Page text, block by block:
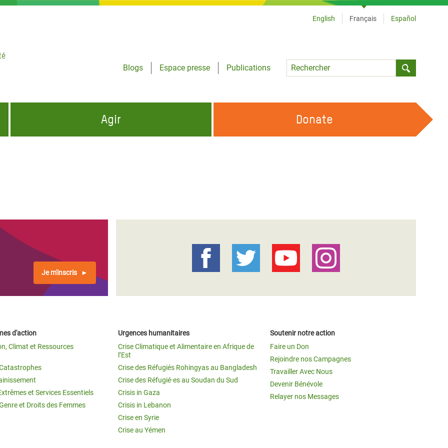
Blogs
Espace presse
Publications
Language
English Français Español
et
en Afrique de
Yémen
Réfugié·es au
du Sud
Syrie
Agir Donate
Je m'inscris
d'action
Climat et Ressources
et Services Essentiels
et Droits des Femmes
Urgences humanitaires
Crise Climatique et Alimentaire en Afrique de
l’Est
Crise des Réfugiés Rohingyas au Bangladesh
Crise des Réfugié·es au Soudan du Sud
Crisis in Gaza
Crisis in Lebanon
Crise en Syrie
Crise au Yémen
Soutenir notre action
Faire un Don
Rejoindre nos Campagnes
Travailler Avec Nous
Devenir Bénévole
Relayer nos Messages